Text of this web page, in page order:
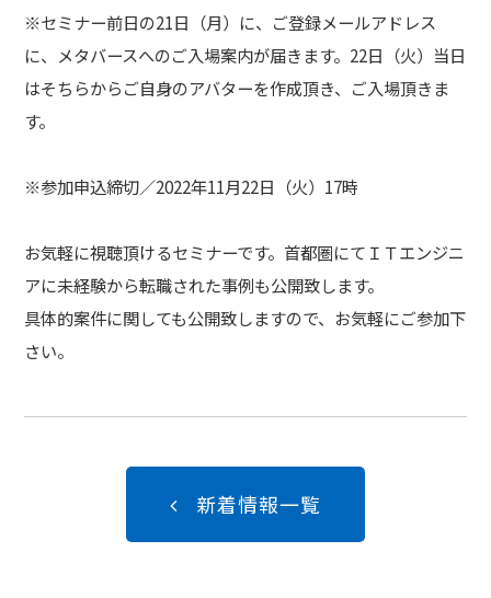
※セミナー前日の21日（月）に、ご登録メールアドレス
に、メタバースへのご入場案内が届きます。22日（火）当日
はそちらからご自身のアバターを作成頂き、ご入場頂きま
す。
※参加申込締切／2022年11月22日（火）17時
お気軽に視聴頂けるセミナーです。首都圏にてＩＴエンジニ
アに未経験から転職された事例も公開致します。
具体的案件に関しても公開致しますので、お気軽にご参加下
さい。
新着情報一覧